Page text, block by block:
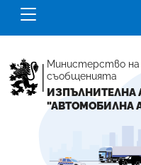
Министерство
съобщенията
ИЗПЪЛНИТЕЛНА
"АВТОМОБИЛНА